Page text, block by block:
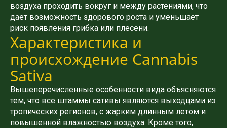
воздуха проходить вокруг и между растениями, что
дает возможность здорового роста и уменьшает
риск появления грибка или плесени.
Характеристика и
происхождение Cannabis
Sativa
Вышеперечисленные особенности вида объясняются
тем, что все штаммы сативы являются выходцами из
тропических регионов, с жарким длинным летом и
повышенной влажностью воздуха. Кроме того,